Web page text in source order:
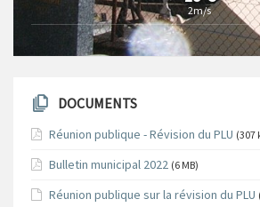
2m/s
DOCUMENTS
Réunion publique - Révision du PLU (307
Bulletin municipal 2022 (6 MB)
Réunion publique sur la révision du PLU